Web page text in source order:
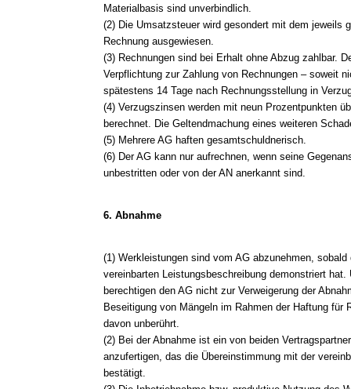
Materialbasis sind unverbindlich.
(2) Die Umsatzsteuer wird gesondert mit dem jeweils
Rechnung ausgewiesen.
(3) Rechnungen sind bei Erhalt ohne Abzug zahlbar.
Verpflichtung zur Zahlung von Rechnungen – soweit
spätestens 14 Tage nach Rechnungsstellung in
(4) Verzugszinsen werden mit neun Prozentpunkten
berechnet. Die Geltendmachung eines weiteren
(5) Mehrere AG haften gesamtschuldnerisch.
(6) Der AG kann nur aufrechnen, wenn seine
unbestritten oder von der AN anerkannt sind.
6. Abnahme
(1) Werkleistungen sind vom AG abzunehmen,
vereinbarten Leistungsbeschreibung demonstriert hat.
berechtigen den AG nicht zur Verweigerung der
Beseitigung von Mängeln im Rahmen der Haftung für
davon unberührt.
(2) Bei der Abnahme ist ein von beiden
anzufertigen, das die Übereinstimmung mit der
bestätigt.